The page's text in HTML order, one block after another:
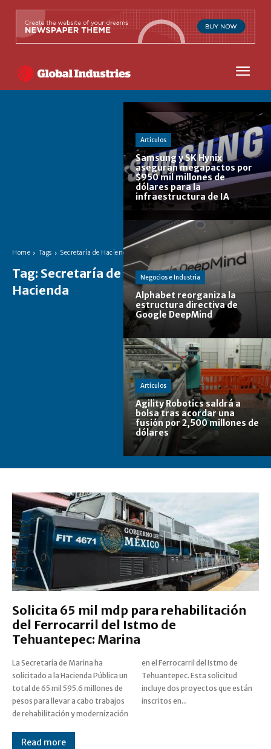
Home Tags Secretaría de Hacienda
Tag: Secretaría de
Hacienda
Artículos
Samsung y SK Hynix
aseguran megapactos por
$950 mil millones de
dólares para la
infraestructura de IA
Negocios e Industria
Alphabet reorganiza la
estructura directiva de
Google DeepMind
Artículos
Agility Robotics saldrá a
bolsa tras acordar una
fusión por 2,500 millones de
dólares
Solicita 65 mil mdp para rehabilitación
del Ferrocarril del Istmo de
Tehuantepec: Marina
La Secretaría de Marina ha
solicitado a la Hacienda Pública un
total de 65 mil 595.6 millones de
pesos para llevar a cabo trabajos
de rehabilitación y modernización
en el Ferrocarril del Istmo de
Tehuantepec. Esta solicitud
incluye dos proyectos que están
inscritos en...
Read more